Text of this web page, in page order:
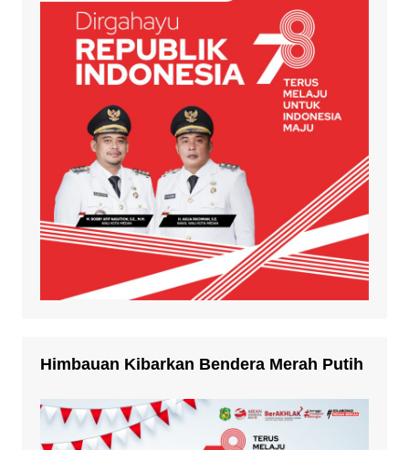
Himbauan Kibarkan Bendera Merah Putih